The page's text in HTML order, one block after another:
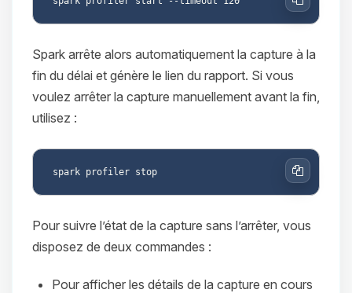
Copier
Spark arrête alors automatiquement la capture à la
fin du délai et génère le lien du rapport. Si vous
voulez arrêter la capture manuellement avant la fin,
utilisez :
Copier
Pour suivre l’état de la capture sans l’arrêter, vous
disposez de deux commandes :
Pour afficher les détails de la capture en cours